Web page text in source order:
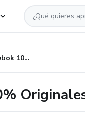
Zapatillas Reebok 100% Originales